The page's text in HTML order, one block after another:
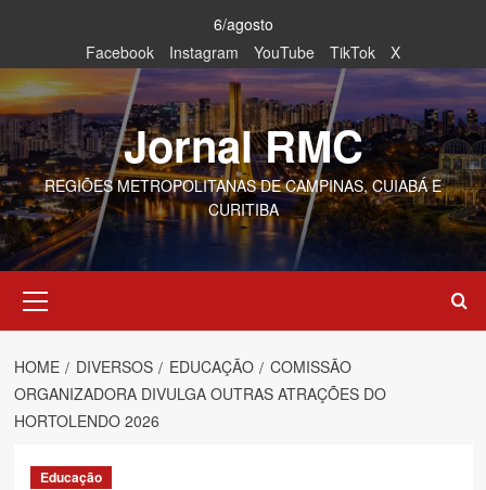
content
6/agosto
Facebook
Instagram YouTube TikTok X
Jornal RMC
REGIÕES METROPOLITANAS DE CAMPINAS, CUIABÁ E
CURITIBA
Menu
HOME DIVERSOS EDUCAÇÃO
COMISSÃO
ORGANIZADORA DIVULGA OUTRAS ATRAÇÕES DO
HORTOLENDO 2026
Educação